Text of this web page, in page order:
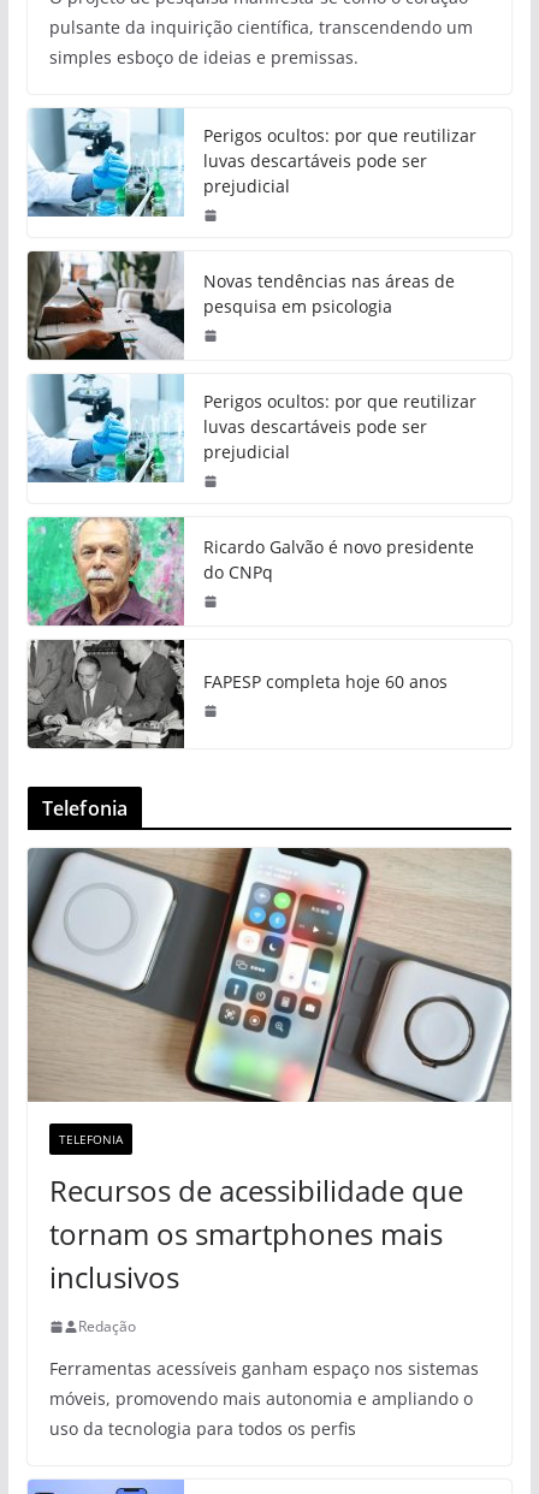
pulsante da inquirição científica, transcendendo um
simples esboço de ideias e premissas.
Perigos ocultos: por que reutilizar
luvas descartáveis pode ser
prejudicial
Novas tendências nas áreas de
pesquisa em psicologia
Perigos ocultos: por que reutilizar
luvas descartáveis pode ser
prejudicial
Ricardo Galvão é novo presidente
do CNPq
FAPESP completa hoje 60 anos
Telefonia
TELEFONIA
Recursos de acessibilidade que
tornam os smartphones mais
inclusivos
Redação
Ferramentas acessíveis ganham espaço nos sistemas
móveis, promovendo mais autonomia e ampliando o
uso da tecnologia para todos os perfis